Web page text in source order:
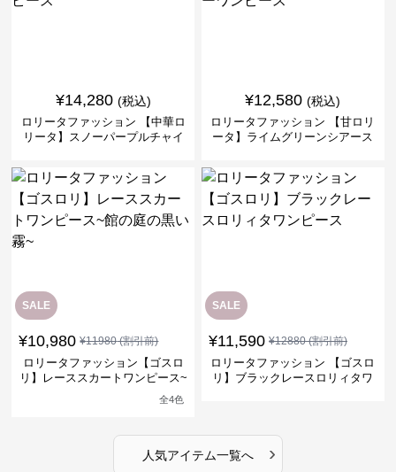
¥14,280 (税込)
ロリータファッション 【中華ロ
リータ】スノーパープルチャイ
¥12,580 (税込)
ロリータファッション 【甘ロリ
ータ】ライムグリーンシアース
SALE
¥10,980 ¥11980(割引前)
ロリータファッション【ゴスロ
リ】レーススカートワンピース~
全4色
SALE
¥11,590 ¥12880(割引前)
ロリータファッション 【ゴスロ
リ】ブラックレースロリィタワ
人気アイテム一覧へ ›